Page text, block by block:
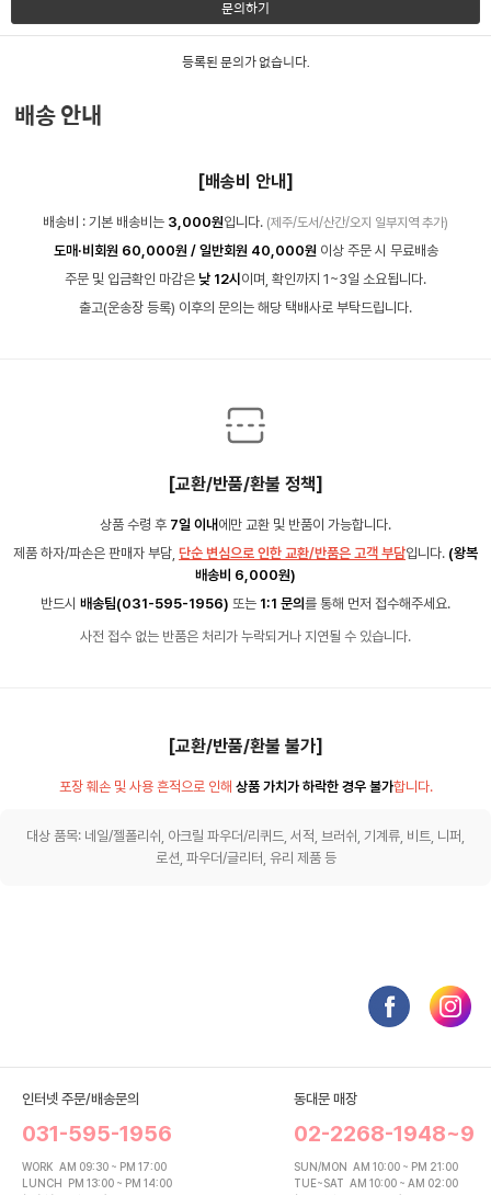
문의하기
등록된 문의가 없습니다.
배송 안내
[배송비 안내]
배송비 : 기본 배송비는 3,000원입니다. (제주/도서/산간/오지 일부지역 추가)
도매·비회원 60,000원 / 일반회원 40,000원 이상 주문 시 무료배송
주문 및 입금확인 마감은 낮 12시 이며, 확인까지 1~3일 소요됩니다.
출고(운송장 등록) 이후의 문의는 해당 택배사로 부탁드립니다.
[교환/반품/환불 정책]
상품 수령 후 7일 이내 에만 교환 및 반품이 가능합니다.
제품 하자/파손은 판매자 부담, 단순 변심으로 인한 교환/반품은 고객 부담입니다. (왕복
배송비 6,000원)
반드시 배송팀(031-595-1956) 또는 1:1 문의 를 통해 먼저 접수해주세요.
사전 접수 없는 반품은 처리가 누락되거나 지연될 수 있습니다.
[교환/반품/환불 불가]
포장 훼손 및 사용 흔적으로 인해 상품 가치가 하락한 경우 불가합니다.
대상 품목: 네일/젤폴리쉬, 아크릴 파우더/리퀴드, 서적, 브러쉬, 기계류, 비트, 니퍼,
로션, 파우더/글리터, 유리 제품 등
인터넷 주문/배송문의
031-595-1956
WORK AM 09:30 ~ PM 17:00
LUNCH PM 13:00 ~ PM 14:00
동대문 매장
02-2268-1948~9
SUN/MON AM 10:00 ~ PM 21:00
TUE~SAT AM 10:00 ~ AM 02:00